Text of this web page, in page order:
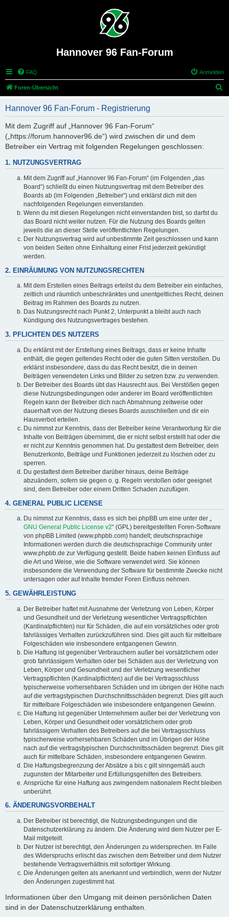
Hannover 96 Fan-Forum
FAQ Anmelden
Foren-Übersicht
Hannover 96 Fan-Forum - Registrierung
Mit dem Zugriff auf „Hannover 96 Fan-Forum“
(„https://forum.hannover96.de“) wird zwischen dir und dem
Betreiber ein Vertrag mit folgenden Regelungen geschlossen:
1. NUTZUNGSVERTRAG
Mit dem Zugriff auf „Hannover 96 Fan-Forum“ (im Folgenden „das
Board“) schließt du einen Nutzungsvertrag mit dem Betreiber des
Boards ab (im Folgenden „Betreiber“) und erklärst dich mit den
nachfolgenden Regelungen einverstanden.
Wenn du mit diesen Regelungen nicht einverstanden bist, so darfst du
das Board nicht weiter nutzen. Für die Nutzung des Boards gelten
jeweils die an dieser Stelle veröffentlichten Regelungen.
Der Nutzungsvertrag wird auf unbestimmte Zeit geschlossen und kann
von beiden Seiten ohne Einhaltung einer Frist jederzeit gekündigt
werden.
2. EINRÄUMUNG VON NUTZUNGSRECHTEN
Mit dem Erstellen eines Beitrags erteilst du dem Betreiber ein einfaches,
zeitlich und räumlich unbeschränktes und unentgeltliches Recht, deinen
Beitrag im Rahmen des Boards zu nutzen.
Das Nutzungsrecht nach Punkt 2, Unterpunkt a bleibt auch nach
Kündigung des Nutzungsvertrages bestehen.
3. PFLICHTEN DES NUTZERS
Du erklärst mit der Erstellung eines Beitrags, dass er keine Inhalte
enthält, die gegen geltendes Recht oder die guten Sitten verstoßen. Du
erklärst insbesondere, dass du das Recht besitzt, die in deinen
Beiträgen verwendeten Links und Bilder zu setzen bzw. zu verwenden.
Der Betreiber des Boards übt das Hausrecht aus. Bei Verstößen gegen
diese Nutzungsbedingungen oder anderer im Board veröffentlichten
Regeln kann der Betreiber dich nach Abmahnung zeitweise oder
dauerhaft von der Nutzung dieses Boards ausschließen und dir ein
Hausverbot erteilen.
Du nimmst zur Kenntnis, dass der Betreiber keine Verantwortung für die
Inhalte von Beiträgen übernimmt, die er nicht selbst erstellt hat oder die
er nicht zur Kenntnis genommen hat. Du gestattest dem Betreiber, dein
Benutzerkonto, Beiträge und Funktionen jederzeit zu löschen oder zu
sperren.
Du gestattest dem Betreiber darüber hinaus, deine Beiträge
abzuändern, sofern sie gegen o. g. Regeln verstoßen oder geeignet
sind, dem Betreiber oder einem Dritten Schaden zuzufügen.
4. GENERAL PUBLIC LICENSE
Du nimmst zur Kenntnis, dass es sich bei phpBB um eine unter der „
GNU General Public License v2“ (GPL) bereitgestellten Foren-Software
von phpBB Limited (www.phpbb.com) handelt; deutschsprachige
Informationen werden durch die deutschsprachige Community unter
www.phpbb.de zur Verfügung gestellt. Beide haben keinen Einfluss auf
die Art und Weise, wie die Software verwendet wird. Sie können
insbesondere die Verwendung der Software für bestimmte Zwecke nicht
untersagen oder auf Inhalte fremder Foren Einfluss nehmen.
5. GEWÄHRLEISTUNG
Der Betreiber haftet mit Ausnahme der Verletzung von Leben, Körper
und Gesundheit und der Verletzung wesentlicher Vertragspflichten
(Kardinalpflichten) nur für Schäden, die auf ein vorsätzliches oder grob
fahrlässiges Verhalten zurückzuführen sind. Dies gilt auch für mittelbare
Folgeschäden wie insbesondere entgangenen Gewinn.
Die Haftung ist gegenüber Verbrauchern außer bei vorsätzlichem oder
grob fahrlässigem Verhalten oder bei Schäden aus der Verletzung von
Leben, Körper und Gesundheit und der Verletzung wesentlicher
Vertragspflichten (Kardinalpflichten) auf die bei Vertragsschluss
typischerweise vorhersehbaren Schäden und im übrigen der Höhe nach
auf die vertragstypischen Durchschnittsschäden begrenzt. Dies gilt auch
für mittelbare Folgeschäden wie insbesondere entgangenen Gewinn.
Die Haftung ist gegenüber Unternehmern außer bei der Verletzung von
Leben, Körper und Gesundheit oder vorsätzlichem oder grob
fahrlässigem Verhalten des Betreibers auf die bei Vertragsschluss
typischerweise vorhersehbaren Schäden und im Übrigen der Höhe
nach auf die vertragstypischen Durchschnittsschäden begrenzt. Dies gilt
auch für mittelbare Schäden, insbesondere entgangenen Gewinn.
Die Haftungsbegrenzung der Absätze a bis c gilt sinngemäß auch
zugunsten der Mitarbeiter und Erfüllungsgehilfen des Betreibers.
Ansprüche für eine Haftung aus zwingendem nationalem Recht bleiben
unberührt.
6. ÄNDERUNGSVORBEHALT
Der Betreiber ist berechtigt, die Nutzungsbedingungen und die
Datenschutzerklärung zu ändern. Die Änderung wird dem Nutzer per E-
Mail mitgeteilt.
Der Nutzer ist berechtigt, den Änderungen zu widersprechen. Im Falle
des Widerspruchs erlischt das zwischen dem Betreiber und dem Nutzer
bestehende Vertragsverhältnis mit sofortiger Wirkung.
Die Änderungen gelten als anerkannt und verbindlich, wenn der Nutzer
den Änderungen zugestimmt hat.
Informationen über den Umgang mit deinen persönlichen Daten
sind in der Datenschutzerklärung enthalten.